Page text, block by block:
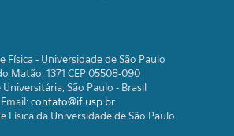
Física - Universidade de São Paulo
Matão, 1371 CEP 05508-090
Universitária, São Paulo - Brasil
Email:contato@if.usp.br
da Universidade de São Paulo